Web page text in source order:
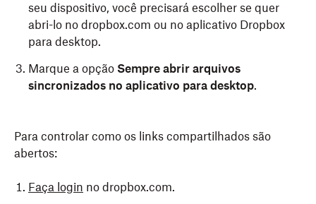
seu dispositivo, você precisará escolher se quer
abri-lo no dropbox.com ou no aplicativo Dropbox
para desktop.
Marque a opção Sempre abrir arquivos
sincronizados no aplicativo para desktop.
Para controlar como os links compartilhados são
abertos:
Faça login no dropbox.com.